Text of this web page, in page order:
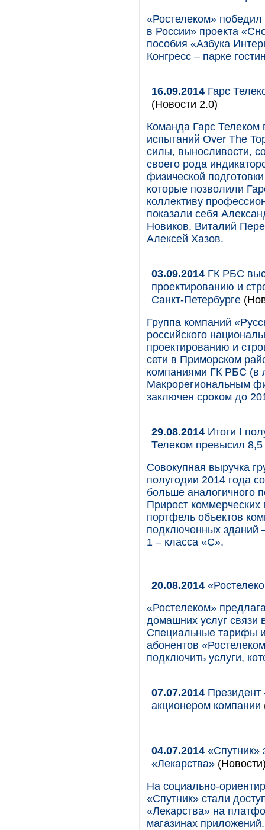
«Ростелеком»
в России» проекта
пособия «Азбука
Конгресс – парке
16.09.2014 Гарс
(Новости 2.0)
Команда Гарс Телеком
испытаний Over The
силы, выносливости,
своего рода
физической
которые позволили
коллективу
показали себя
Новиков, Виталий
Алексей Хазов.
03.09.2014 ГК РБС
проектированию и
Санкт-Петербурге
Группа компаний
российского
проектированию и
сети в Приморском
компаниями ГК РБС (в
Макрорегиональным
заключен сроком до
29.08.2014 Итоги I
Телеком превысил
Совокупная выручка
полугодии 2014 года
больше аналогичного
Прирост
портфель объектов
подключенных зданий
1 – класса «C».
20.08.2014
«Ростелеком»
домашних услуг связи
Специальные тарифы
абонентов
подключить услуги,
07.07.2014 Президент
акционером компании
04.07.2014 «Спутник»
«Лекарства»
На социально-
«Спутник» стали
«Лекарства» на
магазинах приложений.